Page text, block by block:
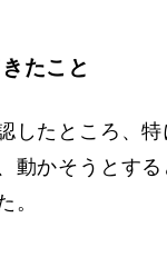
たこと
したところ、
動かそうとす
。